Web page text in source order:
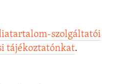
szolgáltatói
tájékoztatónkat.